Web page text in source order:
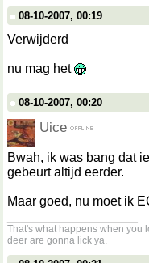
08-10-2007, 00:19
Verwijderd
nu mag het
08-10-2007, 00:20
Uice
Bwah, ik was bang dat
gebeurt altijd eerder.
Maar goed, nu moet ik
That's what happens when you
deer are gonna lick ya.